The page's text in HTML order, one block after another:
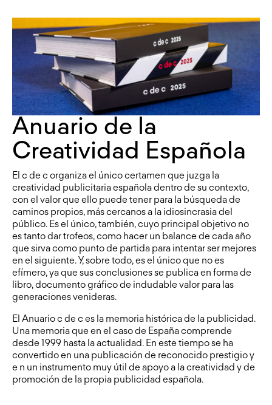
Anuario de la
Creatividad Española
El c de c organiza el único certamen que juzga la
creatividad publicitaria española dentro de su contexto,
con el valor que ello puede tener para la búsqueda de
caminos propios, más cercanos a la idiosincrasia del
público. Es el único, también, cuyo principal objetivo no
es tanto dar trofeos, como hacer un balance de cada año
que sirva como punto de partida para intentar ser mejores
en el siguiente. Y, sobre todo, es el único que no es
efímero, ya que sus conclusiones se publica en forma de
libro, documento gráfico de indudable valor para las
generaciones venideras.
El Anuario c de c es la memoria histórica de la publicidad.
Una memoria que en el caso de España comprende
desde 1999 hasta la actualidad. En este tiempo se ha
convertido en una publicación de reconocido prestigio y
e n un instrumento muy útil de apoyo a la creatividad y de
promoción de la propia publicidad española.